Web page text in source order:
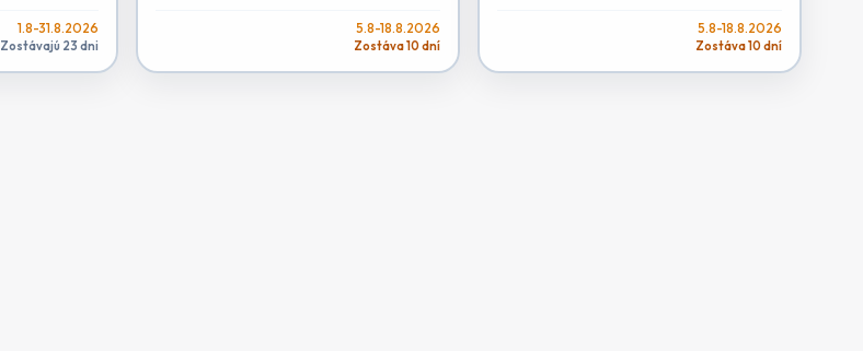
1.8-31.8.2026
Zostávajú 23 dni
5.8-18.8.2026
Zostáva 10 dní
5.8-18.8.2026
Zostáva 10 dní